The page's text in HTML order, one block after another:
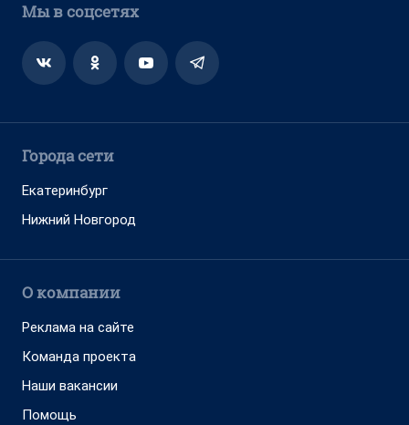
Мы в соцсетях
Города сети
Екатеринбург
Нижний Новгород
О компании
Реклама на сайте
Команда проекта
Наши вакансии
Помощь